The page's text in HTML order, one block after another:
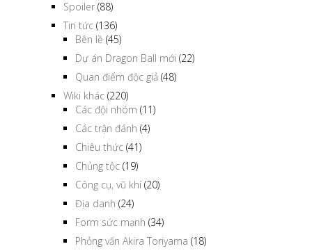
Spoiler (88)
Tin tức (136)
Bên lề (45)
Dự án Dragon Ball mới (22)
Quan điểm độc giả (48)
Wiki khác (220)
Các đội nhóm (11)
Các trận đánh (4)
Chiêu thức (41)
Chủng tộc (19)
Công cụ, vũ khí(20)
Địa danh (24)
Form sức mạnh (34)
Phỏng vấn Akira Toriyama (18)